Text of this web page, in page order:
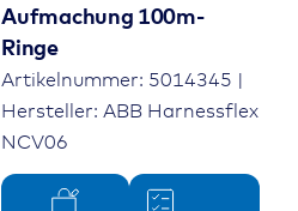
Aufmachung 100m-
Ringe
Artikelnummer: 5014345 |
Hersteller: ABB Harnessflex
NCV06